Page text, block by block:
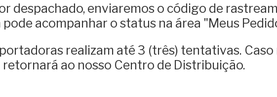
despachado, enviaremos o código de
acompanhar o status na área "Meus
realizam até 3 (três) tentativas. Caso
retornará ao nosso Centro de Distribuição.